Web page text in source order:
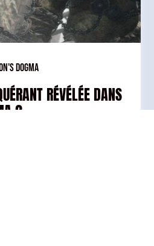
Dogma
RÉVÉLÉE DANS
2